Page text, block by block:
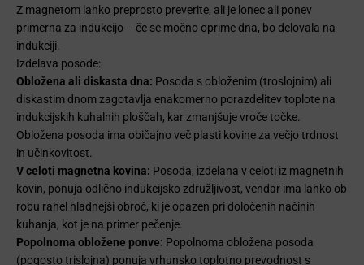
Z magnetom lahko preprosto preverite, ali je lonec ali ponev
primerna za indukcijo – če se močno oprime dna, bo delovala na
indukciji.
Izdelava posode:
Obložena ali diskasta dna: Posoda s obloženim (troslojnim) ali
diskastim dnom zagotavlja enakomerno porazdelitev toplote na
indukcijskih kuhalnih ploščah, kar zmanjšuje vroče točke.
Obložena posoda ima običajno več plasti kovine za večjo trdnost
in učinkovitost.
V celoti magnetna kovina: Posoda, izdelana v celoti iz magnetnih
kovin, ponuja odlično indukcijsko združljivost, vendar ima lahko ob
robu rahel hladnejši obroč, ki je opazen pri določenih načinih
kuhanja, kot je na primer pečenje.
Popolnoma obložene ponve: Popolnoma obložena posoda
(pogosto trislojna) ponuja vrhunsko toplotno prevodnost s